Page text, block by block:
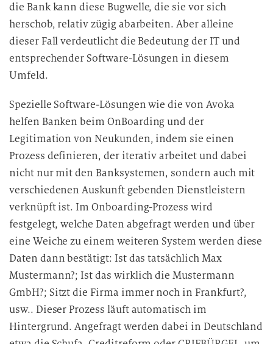
die Bank kann diese Bugwelle, die sie vor sich
herschob, relativ zügig abarbeiten. Aber alleine
dieser Fall verdeutlicht die Bedeutung der IT und
entsprechender Software-Lösungen in diesem
Umfeld.
Spezielle Software-Lösungen wie die von Avoka
helfen Banken beim OnBoarding und der
Legitimation von Neukunden, indem sie einen
Prozess definieren, der iterativ arbeitet und dabei
nicht nur mit den Banksystemen, sondern auch mit
verschiedenen Auskunft gebenden Dienstleistern
verknüpft ist. Im Onboarding-Prozess wird
festgelegt, welche Daten abgefragt werden und über
eine Weiche zu einem weiteren System werden diese
Daten dann bestätigt: Ist das tatsächlich Max
Mustermann?; Ist das wirklich die Mustermann
GmbH?; Sitzt die Firma immer noch in Frankfurt?,
usw.. Dieser Prozess läuft automatisch im
Hintergrund. Angefragt werden dabei in Deutschland